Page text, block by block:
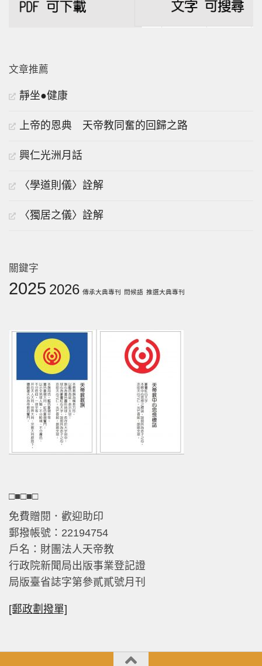
文章推薦
靜坐●健康
上帝的恩典 天帝教同奮的回歸之路
興仁光洲月話
〈學道則儀〉詮解
〈獨居之儀〉詮解
關鍵字
2025 2026 傳承大典專刊 問候語 推選大典專刊
□■□■□
免費贈閱．歡迎助印
郵撥帳號：22194754
戶名：財團法人天帝教
行政院新聞局出版事業登記證
局版臺省誌字第參貳貳號月刊
[郵政劃撥單]